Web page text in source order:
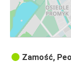
Zamość,